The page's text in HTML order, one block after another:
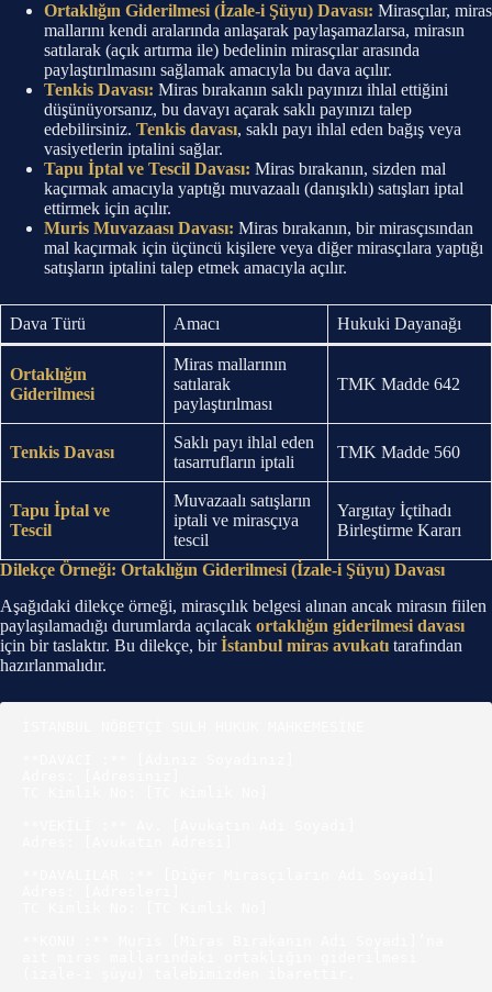
Ortaklığın Giderilmesi (İzale-i Şüyu) Davası: Mirasçılar, miras
mallarını kendi aralarında anlaşarak paylaşamazlarsa, mirasın
satılarak (açık artırma ile) bedelinin mirasçılar arasında
paylaştırılmasını sağlamak amacıyla bu dava açılır.
Tenkis Davası: Miras bırakanın saklı payınızı ihlal ettiğini
düşünüyorsanız, bu davayı açarak saklı payınızı talep
edebilirsiniz. Tenkis davası, saklı payı ihlal eden bağış veya
vasiyetlerin iptalini sağlar.
Tapu İptal ve Tescil Davası: Miras bırakanın, sizden mal
kaçırmak amacıyla yaptığı muvazaalı (danışıklı) satışları iptal
ettirmek için açılır.
Muris Muvazaası Davası: Miras bırakanın, bir mirasçısından
mal kaçırmak için üçüncü kişilere veya diğer mirasçılara yaptığı
satışların iptalini talep etmek amacıyla açılır.
Dava Türü Amacı Hukuki Dayanağı
Ortaklığın
Giderilmesi
Miras mallarının
satılarak
paylaştırılması
TMK Madde 642
Tenkis Davası
Saklı payı ihlal eden
tasarrufların iptali
TMK Madde 560
Tapu İptal ve
Tescil
Muvazaalı satışların
iptali ve mirasçıya
tescil
Yargıtay İçtihadı
Birleştirme Kararı
Dilekçe Örneği: Ortaklığın Giderilmesi (İzale-i Şüyu) Davası
Aşağıdaki dilekçe örneği, mirasçılık belgesi alınan ancak mirasın fiilen
paylaşılamadığı durumlarda açılacak ortaklığın giderilmesi davası
için bir taslaktır. Bu dilekçe, birİstanbul miras avukatı tarafından
hazırlanmalıdır.